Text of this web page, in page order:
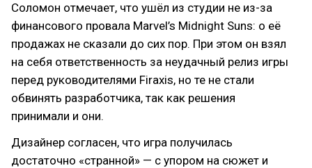
Соломон отмечает, что ушёл из студии не из-за
финансового провала Marvel’s Midnight Suns: о её
продажах не сказали до сих пор. При этом он взял
на себя ответственность за неудачный релиз игры
перед руководителями Firaxis, но те не стали
обвинять разработчика, так как решения
принимали и они.
Дизайнер согласен, что игра получилась
достаточно «странной» — с упором на сюжет и